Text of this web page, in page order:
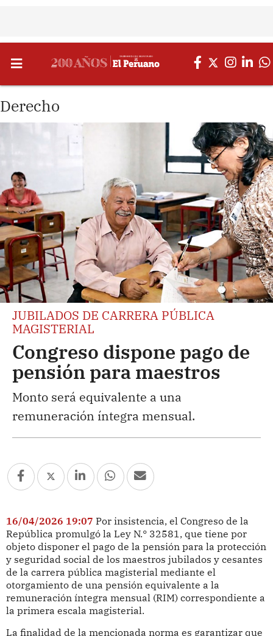
Derecho
JUBILADOS DE CARRERA PÚBLICA
MAGISTERIAL
Congreso dispone pago de
pensión para maestros
Monto será equivalente a una
remuneración íntegra mensual.
16/04/2026 19:07 Por insistencia, el Congreso de la
República promulgó la Ley N.° 32581, que tiene por
objeto disponer el pago de la pensión para la protección
y seguridad social de los maestros jubilados y cesantes
de la carrera pública magisterial mediante el
otorgamiento de una pensión equivalente a la
remuneración íntegra mensual (RIM) correspondiente a
la primera escala magisterial.
La finalidad de la mencionada norma es garantizar que